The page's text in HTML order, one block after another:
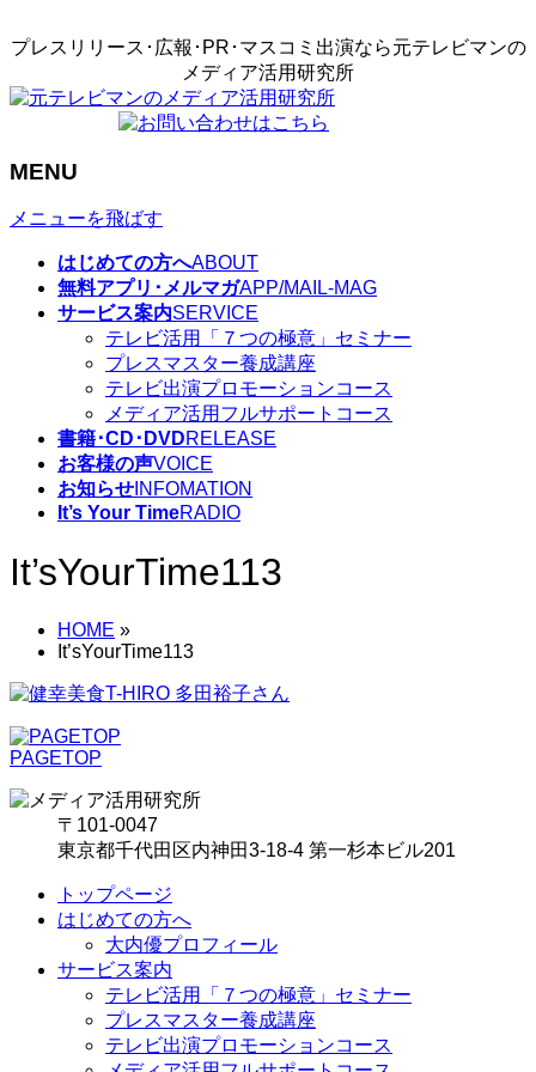
プレスリリース･広報･PR･マスコミ出演なら元テレビマンの
メディア活用研究所
MENU
メニューを飛ばす
はじめての方へABOUT
無料アプリ･メルマガAPP/MAIL-MAG
サービス案内SERVICE
テレビ活用「７つの極意」セミナー
プレスマスター養成講座
テレビ出演プロモーションコース
メディア活用フルサポートコース
書籍･CD･DVDRELEASE
お客様の声VOICE
お知らせ INFOMATION
It’s Your TimeRADIO
It’sYourTime113
HOME »
It’sYourTime113
PAGETOP
〒101-0047
東京都千代田区内神田3-18-4 第一杉本ビル201
トップページ
はじめての方へ
大内優プロフィール
サービス案内
テレビ活用「７つの極意」セミナー
プレスマスター養成講座
テレビ出演プロモーションコース